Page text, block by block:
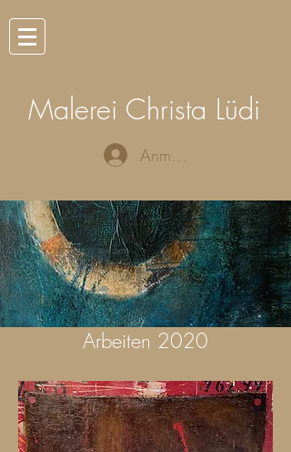
Malerei Christa Lüdi
Anmelden
Arbeiten 2020